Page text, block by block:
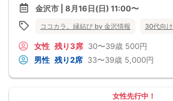
金沢市 | 8月16日(日) 11:00〜
ココカラ。縁結び by 金沢情報 30代向け
女性 残り3席 30〜39歳 500円
男性 残り2席 33〜39歳 5,000円
女性先行中！